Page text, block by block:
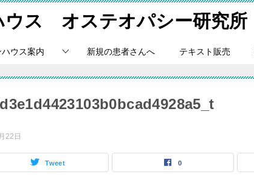
ウス オステオパシー研究所
ウス案内 新規の患者さんへ テキスト販売
22日
Tweet 0